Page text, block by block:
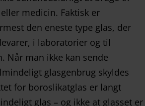
medicin. Faktisk er
den eneste type glas, der
i laboratorier og til
Når man ikke kan sende
glasgenbrug skyldes
for boroslikatglas er langt
glas – og ikke at glasset er